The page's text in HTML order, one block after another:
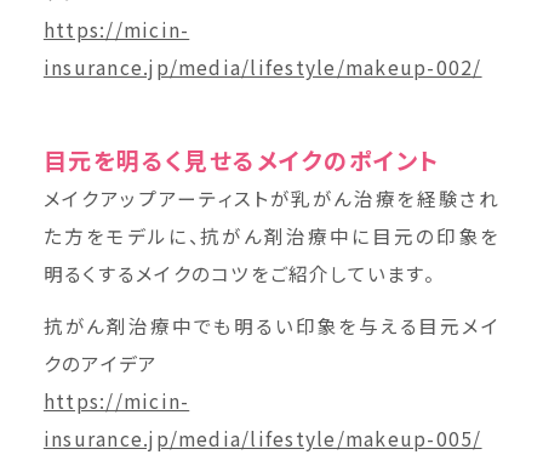
https://micin-
insurance.jp/media/lifestyle/makeup-002/
目元を明るく見せるメイクのポイント
メイクアップアーティストが乳がん治療を経験され
た方をモデルに、抗がん剤治療中に目元の印象を
明るくするメイクのコツをご紹介しています。
抗がん剤治療中でも明るい印象を与える目元メイ
クのアイデア
https://micin-
insurance.jp/media/lifestyle/makeup-005/